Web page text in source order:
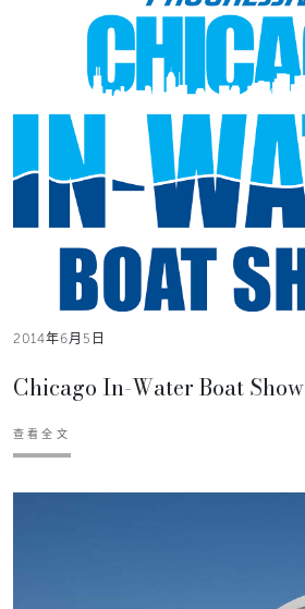
2014年6月5日
Chicago In-Water Boat Show
查看全文